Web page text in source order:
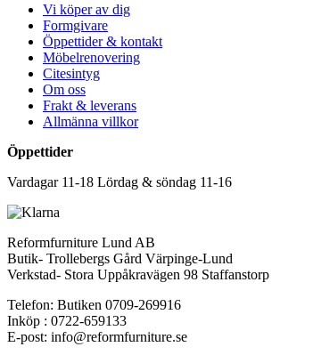
Vi köper av dig
Formgivare
Öppettider & kontakt
Möbelrenovering
Citesintyg
Om oss
Frakt & leverans
Allmänna villkor
Öppettider
Vardagar 11-18 Lördag & söndag 11-16
Reformfurniture Lund AB
Butik- Trollebergs Gård Värpinge-Lund
Verkstad- Stora Uppåkravägen 98 Staffanstorp
Telefon: Butiken 0709-269916
Inköp : 0722-659133
E-post: info@reformfurniture.se